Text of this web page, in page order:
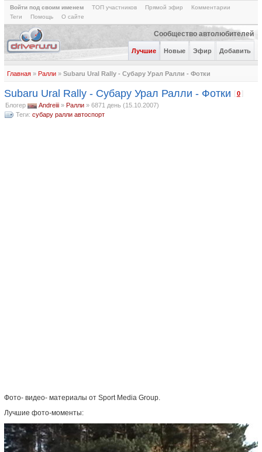
Войти под своим именем ТОП участников Прямой эфир
Комментарии
Теги
Помощь О сайте
Сообщество автолюбителей
Лучшие Новые Эфир Добавить
Главная» Ралли» Subaru Ural Rally - Субару Урал Ралли - Фотки
Subaru Ural Rally - Субару Урал Ралли - Фотки [0
Блогер Andreiii» Ралли» 6871 день (15.10.2007)
Теги: субару ралли автоспорт
Фото- видео- материалы от Sport Media Group.
Лучшие фото-моменты: